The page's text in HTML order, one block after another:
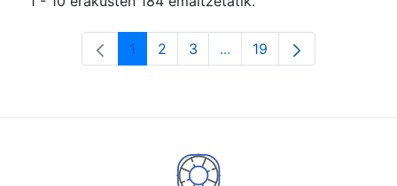
Orrialdea
1 Orrialdea
2 Orrialdea
3 ...Intermediate Pages Use
Orrialdea
19